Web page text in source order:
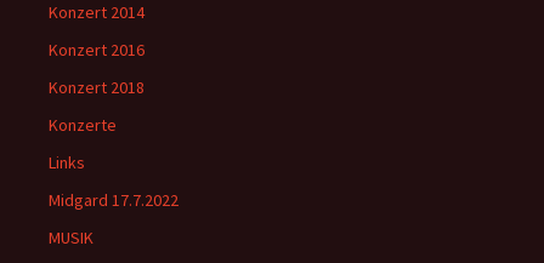
Konzert 2014
Konzert 2016
Konzert 2018
Konzerte
Links
Midgard 17.7.2022
MUSIK